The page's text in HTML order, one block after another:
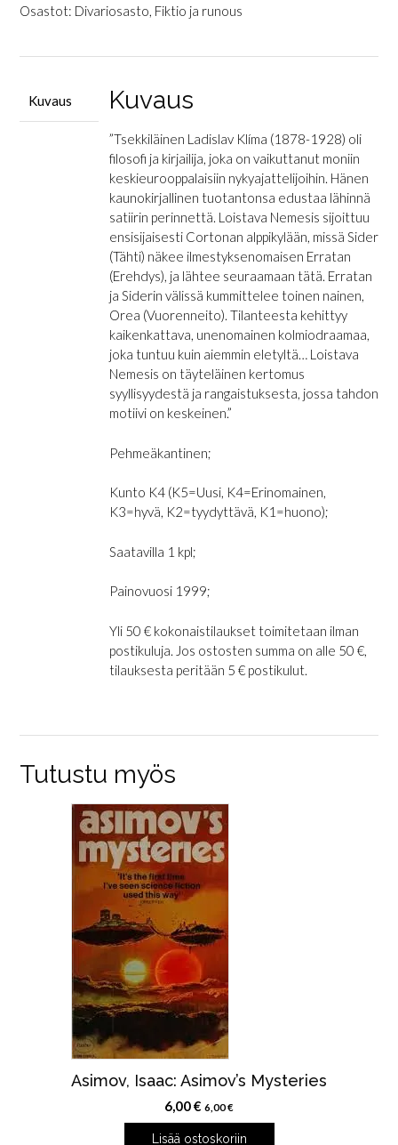
Nemesis
Osastot: Divariosasto, Fiktio ja runous
Kuvaus Kuvaus
”Tsekkiläinen Ladislav Klíma (1878-1928) oli
filosofi ja kirjailija, joka on vaikuttanut moniin
keskieurooppalaisiin nykyajattelijoihin. Hänen
kaunokirjallinen tuotantonsa edustaa lähinnä
satiirin perinnettä. Loistava Nemesis sijoittuu
ensisijaisesti Cortonan alppikylään, missä Sider
(Tähti) näkee ilmestyksenomaisen Erratan
(Erehdys), ja lähtee seuraamaan tätä. Erratan
ja Siderin välissä kummittelee toinen nainen,
Orea (Vuorenneito). Tilanteesta kehittyy
kaikenkattava, unenomainen kolmiodraamaa,
joka tuntuu kuin aiemmin eletyltä… Loistava
Nemesis on täyteläinen kertomus
syyllisyydestä ja rangaistuksesta, jossa tahdon
motiivi on keskeinen.”
Pehmeäkantinen;
Kunto K4 (K5=Uusi, K4=Erinomainen,
K3=hyvä, K2=tyydyttävä, K1=huono);
Saatavilla 1 kpl;
Painovuosi 1999;
Yli 50 € kokonaistilaukset toimitetaan ilman
postikuluja. Jos ostosten summa on alle 50 €,
tilauksesta peritään 5 € postikulut.
Tutustu myös
Asimov, Isaac: Asimov’s Mysteries
6,00€ 6,00€
Lisää ostoskoriin